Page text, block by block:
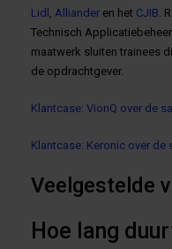
Lidl , Alliander en het CJIB.
Technisch
maatwerk sluiten trainees
de opdrachtgever.
Klantcase: VionQ over de
Klantcase: Keronic over de
Veelgestelde
Hoe lang